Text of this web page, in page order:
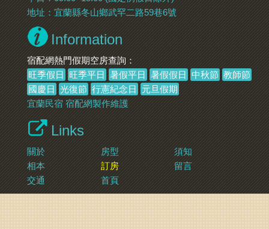
地址：宜蘭縣冬山鄉武罕二路59巷6號
Information
宿配網熱門假期空房查詢：
旺季假日
旺季平日 暑假平日 暑假假日 中秋節 教師節
國慶日 光復節 行憲紀念日
元旦假期
宜蘭民宿 宿配網製作維護
Links
關於 房型
須知
相本
訂房
留言
交通
首頁